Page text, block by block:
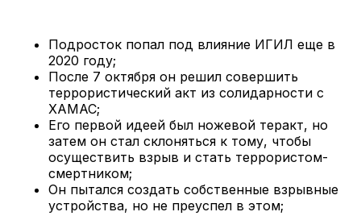
Подросток попал под влияние ИГИЛ еще в
2020 году;
После 7 октября он решил совершить
террористический акт из солидарности с
ХАМАС;
Его первой идеей был ножевой теракт, но
затем он стал склоняться к тому, чтобы
осуществить взрыв и стать террористом-
смертником;
Он пытался создать собственные взрывные
устройства, но не преуспел в этом;